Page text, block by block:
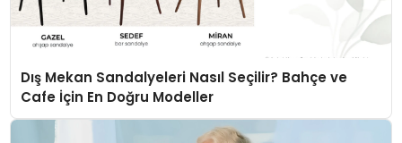
Dış Mekan Sandalyeleri Nasıl Seçilir? Bahçe ve
Cafe İçin En Doğru Modeller